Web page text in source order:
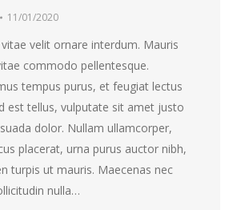
11/01/2020
velit ornare interdum. Mauris
commodo pellentesque.
tempus purus, et feugiat lectus
est tellus, vulputate sit amet justo
dolor. Nullam ullamcorper,
placerat, urna purus auctor nibh,
turpis ut mauris. Maecenas nec
nulla…